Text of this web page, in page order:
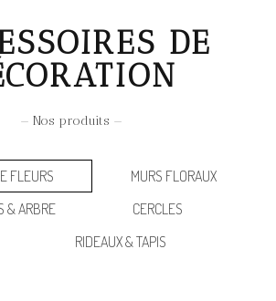
DE
— Nos produits —
FLEURS
MURS FLORAUX
& ARBRE
CERCLES
RIDEAUX & TAPIS